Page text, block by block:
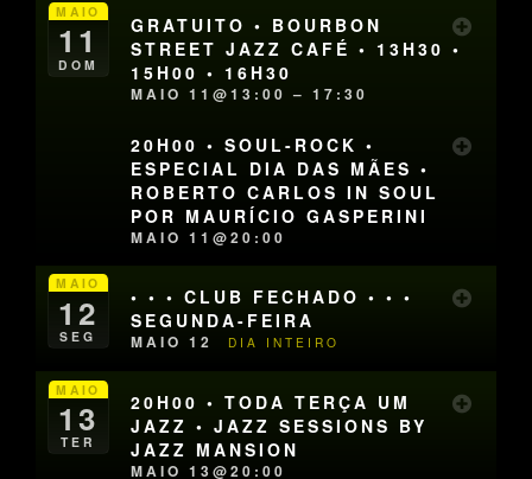
MAIO
11
DOM
GRATUITO • BOURBON
STREET JAZZ CAFÉ • 13H30 •
15H00 • 16H30
MAIO 11@13:00 – 17:30
20H00 • SOUL-ROCK •
ESPECIAL DIA DAS MÃES •
ROBERTO CARLOS IN SOUL
POR MAURÍCIO GASPERINI
MAIO 11@20:00
MAIO
12
SEG
• • • CLUB FECHADO • • •
SEGUNDA-FEIRA
MAIO 12 DIA INTEIRO
MAIO
13
TER
20H00 • TODA TERÇA UM
JAZZ • JAZZ SESSIONS BY
JAZZ MANSION
MAIO 13@20:00